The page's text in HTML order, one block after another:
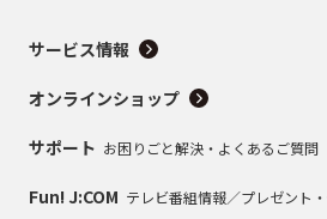
サービス情報
オンラインショップ
サポート お困りごと解決・よくあるご質問
Fun! J:COM テレビ番組情報／プレゼント